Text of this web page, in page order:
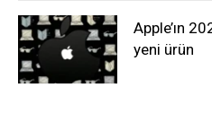
Apple’ın
yeni ürün